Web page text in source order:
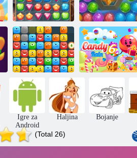
Lov na blago
Pomorski
strelica na
mjehuriće
Blokovi
čudovišta
Kiša bombona 6
Igre za
Android
Haljina Bojanje
(Total 26)